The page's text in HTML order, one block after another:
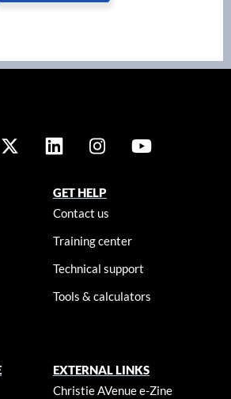
GET HELP
Contact us
Training center
Technical support
Tools & calculators
EXTERNAL LINKS
Christie AVenue e-Zine